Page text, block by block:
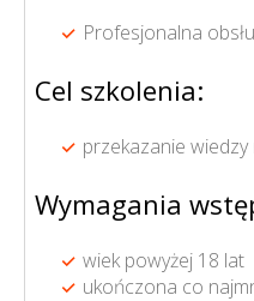
Profesjonalna
Cel szkolenia:
przekazanie
Wymagania
wiek powyżej 18 lat
ukończona co